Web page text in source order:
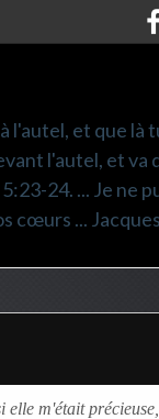
l'autel, et que là
l'autel, et
24. ... Je ne
cœurs ...
elle m'était